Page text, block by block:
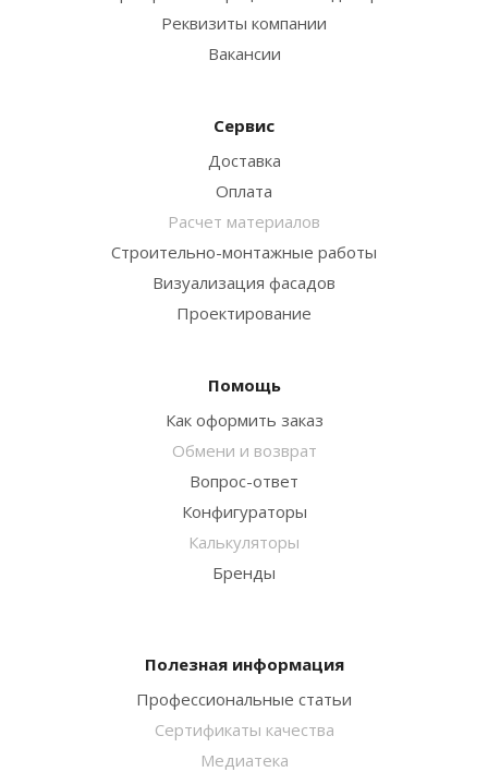
Реквизиты компании
Вакансии
Сервис
Доставка
Оплата
Расчет материалов
Строительно-монтажные работы
Визуализация фасадов
Проектирование
Помощь
Как оформить заказ
Обмени и возврат
Вопрос-ответ
Конфигураторы
Калькуляторы
Бренды
Полезная информация
Профессиональные статьи
Сертификаты качества
Медиатека